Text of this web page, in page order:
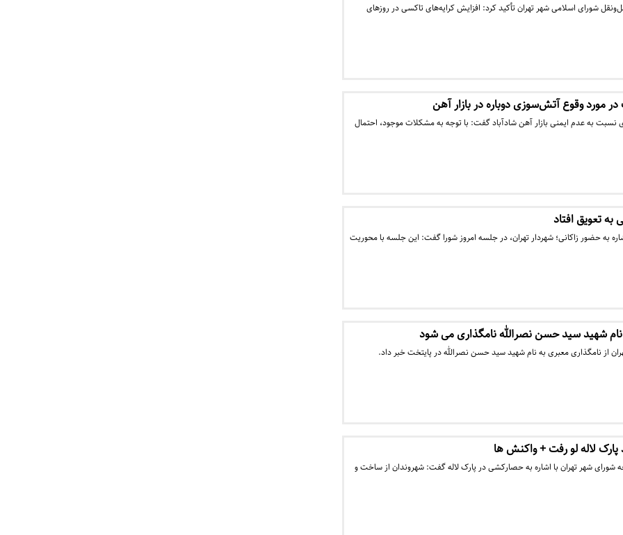
شورای اسلامی شهر تهران تأکید کرد: افزایش کرایه‌های تاکسی در روزهای
مورد وقوع آتش‌سوزی دوباره در بازار آهن
۱۸ در هشداری نسبت به عدم ایمنی بازار آهن شادآباد گفت: با توجه به مشکلات موجود، احتمال
به تعویق افتاد
به حضور زاکانی؛ شهردار تهران، در جلسه امروز شورا گفت: این جلسه با محوریت
نام شهید سید حسن نصرالله نامگذاری می شود
از نامگذاری معبری به نام شهید سید حسن نصرالله در پایتخت خبر داد.
لاله لو رفت + واکنش ها
شورای شهر تهران با اشاره به حصارکشی در پارک لاله گفت: شهروندان از ساخت و